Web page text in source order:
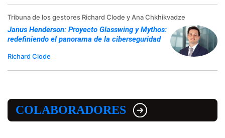
Tribuna de los gestores Richard Clode y Ana Chkhikvadze
Janus Henderson: Proyecto Glasswing y Mythos:
redefiniendo el panorama de la ciberseguridad
Richard Clode
COLABORADORES